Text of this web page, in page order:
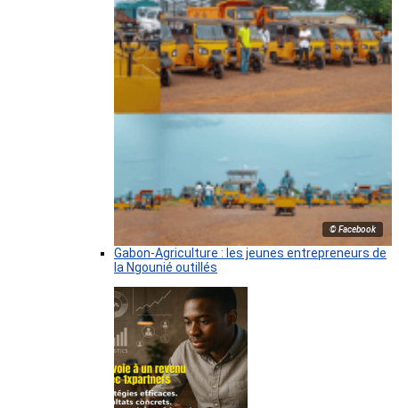
© Facebook
Gabon-Agriculture : les jeunes entrepreneurs de
la Ngounié outillés